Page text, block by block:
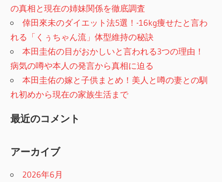
の真相と現在の姉妹関係を徹底調査
倖田來未のダイエット法5選！-16kg痩せたと言わ
れる「くぅちゃん流」体型維持の秘訣
本田圭佑の目がおかしいと言われる3つの理由！
病気の噂や本人の発言から真相に迫る
本田圭佑の嫁と子供まとめ！美人と噂の妻との馴
れ初めから現在の家族生活まで
最近のコメント
アーカイブ
2026年6月